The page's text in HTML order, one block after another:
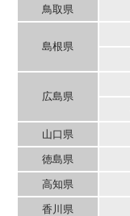
鳥取県
島根県
広島県
山口県
徳島県
高知県
香川県